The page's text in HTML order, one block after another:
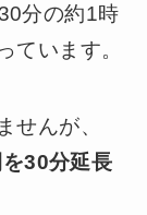
分の約1時
ています。
せんが、
30分延長